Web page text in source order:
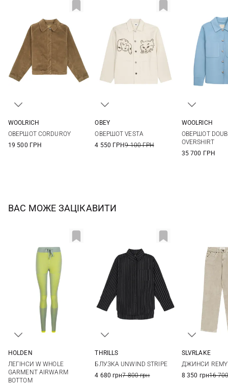
WOOLRICH
ОВЕРШОТ CORDUROY
19 500 ГРН
OBEY
ОВЕРШОТ VESTA
4 550 ГРН9 100 ГРН
WOOLRICH
ОВЕРШОТ
OVERSHIRT
35 700 ГРН
ВАС МОЖЕ ЗАЦІКАВИТИ
HOLDEN
ЛЕГІНСИ W WHOLE
GARMENT AIRWARM
BOTTOM
THRILLS
БЛУЗКА UNWIND STRIPE
4 680 грн7 800 грн
SLVRLAKE
ДЖИНСИ REMY
8 350 грн16